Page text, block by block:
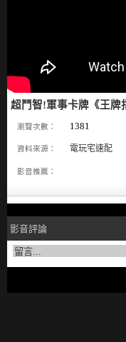
超鬥智!軍事卡牌《王牌
瀏覽次數： 1381
資料來源： 電玩宅速配
影音推薦：
影音評論